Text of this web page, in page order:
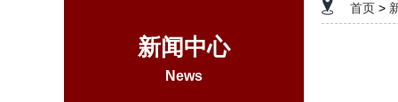
新闻中心
News
首页 >